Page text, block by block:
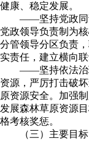
健康、稳定发展。
——坚持党政同
党政领导负责制为
分管领导分区负责
实责任，建立横向
——坚持依法治
资源，严厉打击破
原资源安全。加强
发展森林草原资源
格考核奖惩。
（三）主要目标